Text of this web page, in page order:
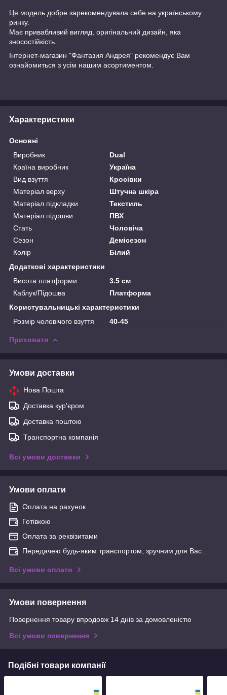
Ця модель добре зарекомендувала себе на українському
ринку.
Має привабливий вигляд, оригінальний дизайн, яка
зносостійкість.
Інтернет-магазин "Фантазия Андрея" рекомендує Вам
ознайомиться з усім нашим асортиментом.
Характеристики
Основні
Виробник
Dual
Країна виробник
Україна
Вид взуття
Кросівки
Матеріал верху
Штучна шкіра
Матеріал підкладки
Текстиль
Матеріал підошви
ПВХ
Стать
Чоловіча
Сезон
Демісезон
Колір
Білий
Додаткові характеристики
Висота платформи
3.5 см
Каблук/Підошва
Платформа
Користувальницькі характеристики
Розмір чоловічого взуття
40-45
Приховати
Умови доставки
Нова Пошта
Доставка кур'єром
Доставка поштою
Транспортна компанія
Всі умови доставки
Умови оплати
Оплата на рахунок
Готівкою
Оплата за реквізитами
Передачею будь-яким транспортом, зручним для Вас .
Всі умови оплати
Умови повернення
Повернення товару впродовж 14 днів за домовленістю
Всі умови повернення
Подібні товари компанії